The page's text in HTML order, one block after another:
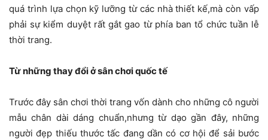
quá trình lựa chọn kỹ lưỡng từ các nhà thiết kế,mà còn vấp
phải sự kiểm duyệt rất gắt gao từ phía ban tổ chức tuần lễ
thời trang.
Từ những thay đổi ở sân chơi quốc tế
Trước đây sân chơi thời trang vốn dành cho những cô người
mẫu chân dài dáng chuẩn,nhưng từ dạo gần đây, những
người đẹp thiếu thước tấc đang dần có cơ hội để sải bước